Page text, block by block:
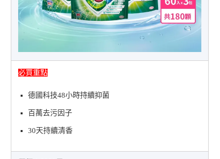
必買重點
德國科技48小時持續抑菌
百萬去污因子
30天持續清香